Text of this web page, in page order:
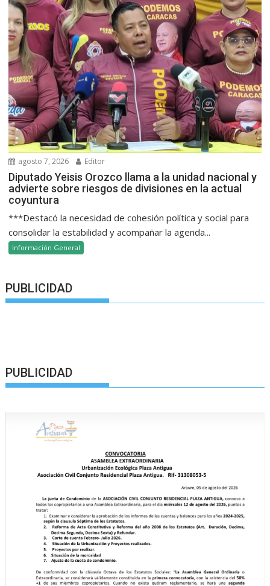
agosto 7, 2026 Editor
Diputado Yeisis Orozco llama a la unidad nacional y
advierte sobre riesgos de divisiones en la actual
coyuntura
***Destacó la necesidad de cohesión política y social para
consolidar la estabilidad y acompañar la agenda...
Información General
PUBLICIDAD
PUBLICIDAD